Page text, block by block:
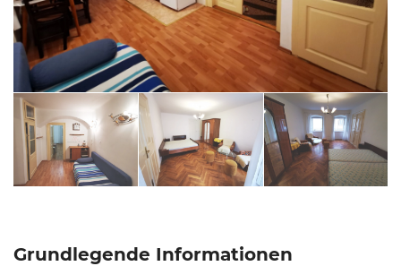
Grundlegende Informationen